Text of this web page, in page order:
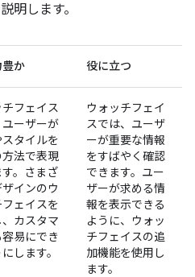
明します。
か 役に立つ
チフェイス
ーザーが
タイルを
法で表現
。さまざ
インのウ
フェイスを
カスタマ
易にでき
します。
ウォッチフェイ
スでは、ユーザ
ーが重要な情報
をすばやく確認
できます。ユー
ザーが求める情
報を表示できる
ように、ウォッ
チフェイスの追
加機能を使用し
ます。